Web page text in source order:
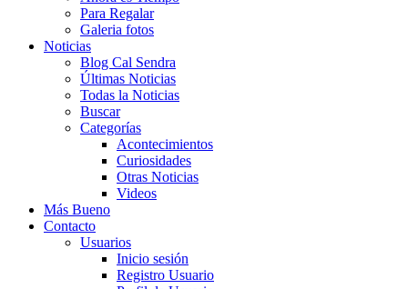
Para Regalar
Galeria fotos
Noticias
Blog Cal Sendra
Últimas Noticias
Todas la Noticias
Buscar
Categorías
Acontecimientos
Curiosidades
Otras Noticias
Videos
Más Bueno
Contacto
Usuarios
Inicio sesión
Registro Usuario